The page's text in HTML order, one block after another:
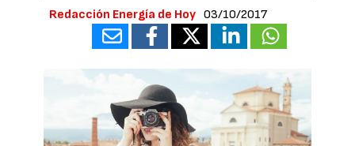
Redacción Energía de Hoy 03/10/2017